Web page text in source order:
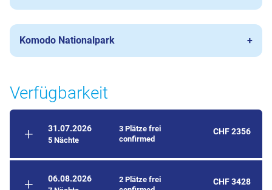
Komodo Nationalpark
Verfügbarkeit
31.07.2026
5 Nächte
3 Plätze frei
confirmed
CHF 2356
06.08.2026
2 Plätze frei
CHF 3428